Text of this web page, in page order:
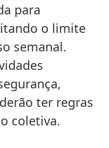
para
o limite
semanal.
ter regras
coletiva.